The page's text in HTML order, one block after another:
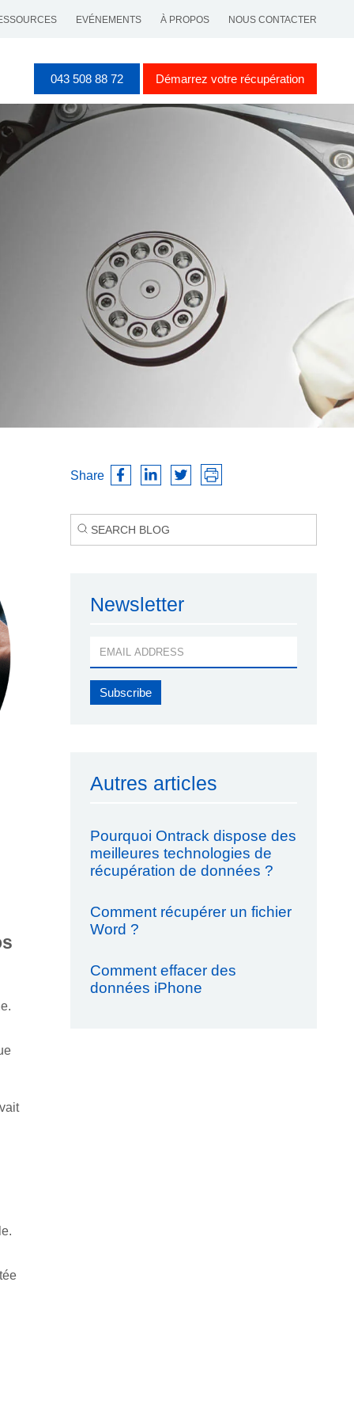
EVÉNEMENTS À PROPOS NOUS CONTACTER
043 508 88 72 Démarrez votre récupération
Share
Newsletter
Autres articles
Pourquoi Ontrack dispose des
meilleures technologies de
récupération de données ?
Comment récupérer un fichier
Word ?
Comment effacer des
données iPhone